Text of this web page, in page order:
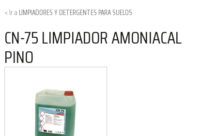
LIMPIADORES Y DETERGENTES PARA SUELOS
CN-75 LIMPIADOR AMONIACAL
PINO